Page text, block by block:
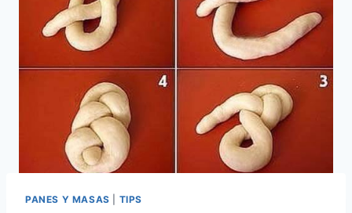
PANES Y MASAS TIPS